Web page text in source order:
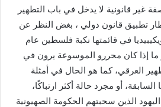
غير قانونية لا يدخل في باب التطهير
تطبيق قانون دولي ، بغض النظر عن
في قائمتها نكبة فلسطين عام
ما إذا كان محررو الموسوعة يرون في
العرقي، كما هو الحال في أمثلة
السابقة، أو مجرد حالة أكثر ارتباكًا،
الذين سحبتهم الحكومة الصهيونية